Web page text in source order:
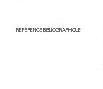
RÉFÉRENCE BIBLIOGRAPHIQUE